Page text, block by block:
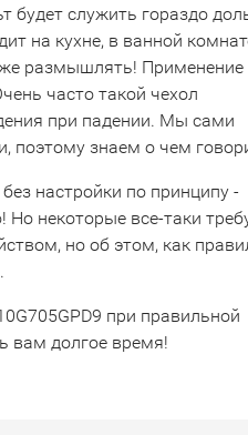
будет служить гораздо
на кухне, в ванной
размышлять! Применение
часто такой чехол
при падении. Мы сами
поэтому знаем о чем
настройки по принципу -
Но некоторые все-таки
но об этом, как
при правильной
вам долгое время!